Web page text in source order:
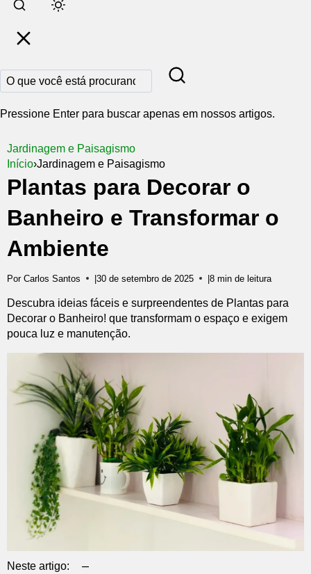
Pular
para
conteúdo
principal
Pressione Enter para buscar apenas em nossos artigos.
Jardinagem e Paisagismo
Início›Jardinagem e Paisagismo
Plantas para Decorar o
Banheiro e Transformar o
Ambiente
Por Carlos Santos |30 de setembro de 2025 |8 min de leitura
Descubra ideias fáceis e surpreendentes de Plantas para
Decorar o Banheiro! que transformam o espaço e exigem
pouca luz e manutenção.
Neste artigo: –